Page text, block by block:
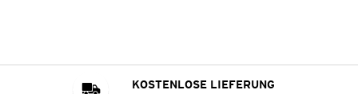
KOSTENLOSE LIEFERUNG